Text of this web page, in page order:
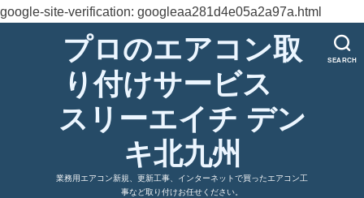
google-site-verification: googleaa281d4e05a2a97a.html
SEARCH
プロのエアコン取
り付けサービス
スリーエイチ デン
キ北九州
業務用エアコン新規、更新工事、インターネットで買ったエアコン工
事など取り付けお任せください。